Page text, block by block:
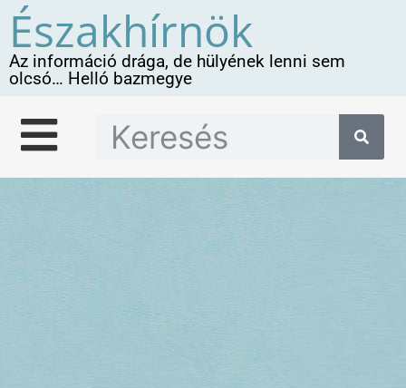
Északhírnök
Az információ drága, de hülyének lenni sem
olcsó… Helló bazmegye